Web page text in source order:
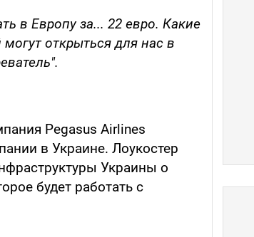
в Европу за... 22 евро. Какие
открыться для нас в
Pegasus Airlines
в Украине. Лоукостер
Украины о
будет работать с